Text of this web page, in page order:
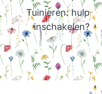
Tuinieren: hulp
inschakelen?